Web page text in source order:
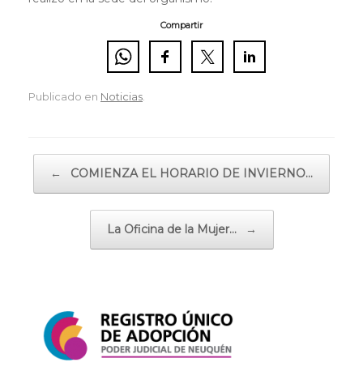
Compartir
Publicado en Noticias
← COMIENZA EL HORARIO DE INVIERNO…
La Oficina de la Mujer… →